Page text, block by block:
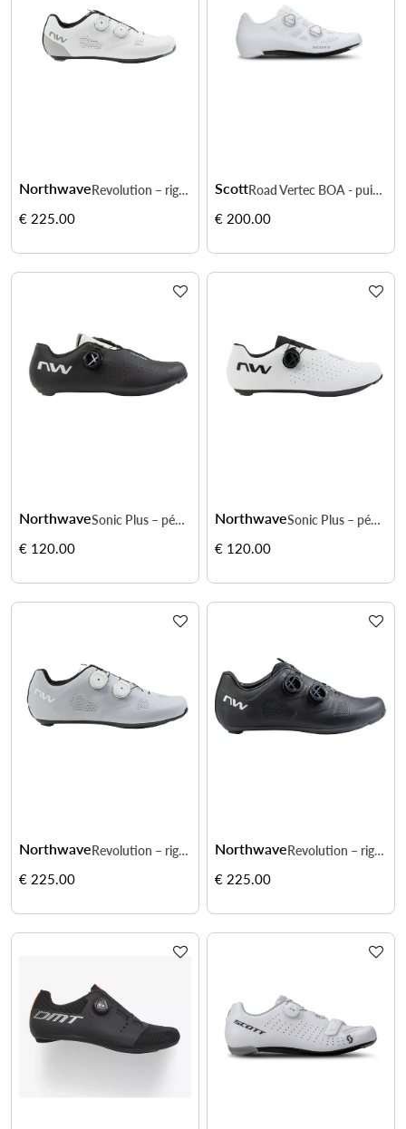
Northwave Revolution – rigidité carbone pour watts optimisés
€ 225.00
Scott Road Vertec BOA - puissance et maintien précis
€ 200.00
Northwave Sonic Plus – pédalez vite sans surchauffer
€ 120.00
Northwave Sonic Plus – pédalez vite sans surchauffer
€ 120.00
Northwave Revolution – rigidité carbone pour watts optimisés
€ 225.00
Northwave Revolution – rigidité carbone pour watts optimisés
€ 225.00